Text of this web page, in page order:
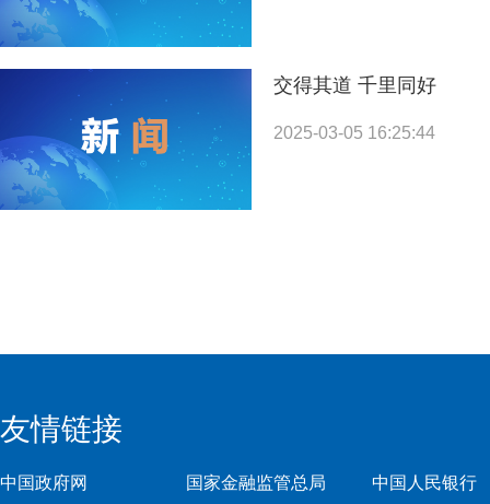
推动外资搭上“中国机遇2.0”发展快车
交得其道 千里同好
2025-03-05 16:25:44
友情链接
中国政府网 国家金融监管总局 中国人民银行